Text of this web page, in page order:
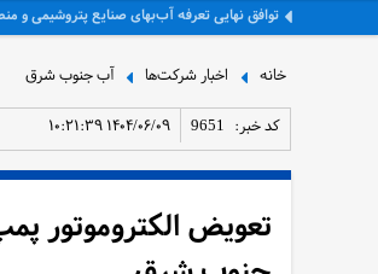
تداوم اجرای دور سوم تأمین آب کشت‌های دائم
خانه اخبار شرکت‌ها آب جنوب شرق
کد خبر: 9651 ۱۴۰۴/۰۶/۰۹ ۱۰:۲۱:۳۹